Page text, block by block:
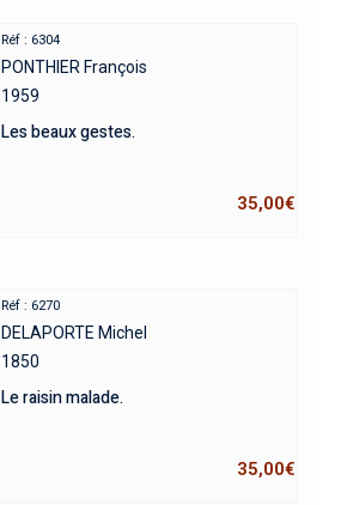
Réf : 6304
PONTHIER François
1959
Les beaux gestes.
35,00€
Réf : 6270
DELAPORTE Michel
1850
Le raisin malade.
35,00€